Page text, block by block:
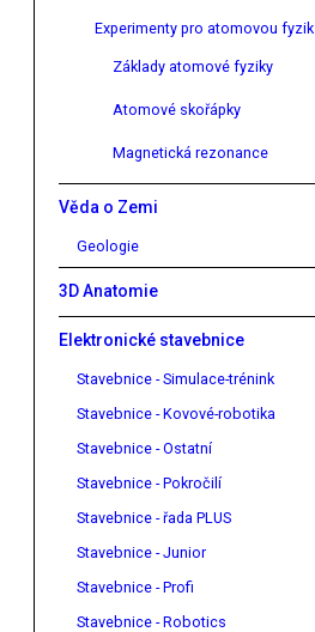
Experimenty pro atomovou fyzik
Základy atomové fyziky
Atomové skořápky
Magnetická rezonance
Věda o Zemi
Geologie
3D Anatomie
Elektronické stavebnice
Stavebnice - Simulace-trénink
Stavebnice - Kovové-robotika
Stavebnice - Ostatní
Stavebnice - Pokročilí
Stavebnice - řada PLUS
Stavebnice - Junior
Stavebnice - Profi
Stavebnice - Robotics